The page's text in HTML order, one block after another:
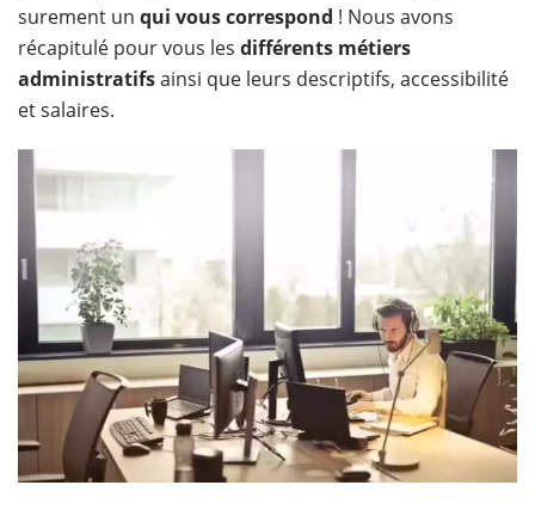
surement un qui vous correspond ! Nous avons
récapitulé pour vous les différents métiers
administratifsainsi que leurs descriptifs, accessibilité
et salaires.